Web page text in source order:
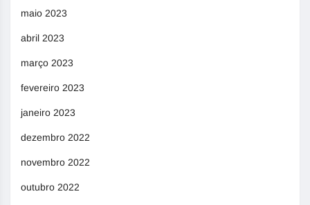
maio 2023
abril 2023
março 2023
fevereiro 2023
janeiro 2023
dezembro 2022
novembro 2022
outubro 2022